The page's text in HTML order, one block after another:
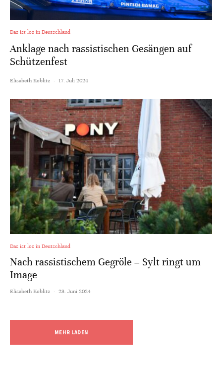
Das ist los in Deutschland
Anklage nach rassistischen Gesängen auf
Schützenfest
Elisabeth Koblitz · 17. Juli 2024
Das ist los in Deutschland
Nach rassistischem Gegröle – Sylt ringt um
Image
Elisabeth Koblitz · 23. Juni 2024
MEHR LADEN